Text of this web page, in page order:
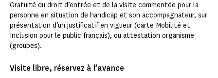
Gratuité du droit d’entrée et de la visite commentée pour la
personne en situation de handicap et son accompagnateur, sur
présentation d’un justificatif en vigueur (carte Mobilité et
Inclusion pour le public français), ou attestation organisme
(groupes).
Visite libre, réservez à l’avance